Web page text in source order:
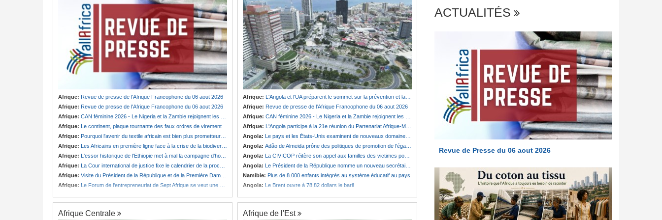
Afrique: Revue de presse de l'Afrique Francophone du 06 aout 2026
Afrique: Revue de presse de l'Afrique Francophone du 06 aout 2026
Afrique: CAN féminine 2026 - Le Nigeria et la Zambie rejoignent les quarts de finale
Afrique: Le continent, plaque tournante des faux ordres de virement
Afrique: Pourquoi l'avenir du textile africain est bien plus prometteur que ne le laissent penser les chiffres
Afrique: Les Africains en première ligne face à la crise de la biodiversité
Afrique: L'essor historique de l'Éthiopie met à mal la campagne d'hostilité menée par Le Caire
Afrique: La Cour international de justice fixe le calendrier de la procédure engagée par la RDC contre le Rwanda
Afrique: Visite du Président de la République et de la Première Dame à Yamoussoukro
Afrique: Le Forum de l'entrepreneuriat de Sept Afrique se veut une plateforme de mobilisation des investissements
Afrique: L'Angola et l'UA préparent le sommet sur la prévention et la résolution des conflits
Afrique: Revue de presse de l'Afrique Francophone du 06 aout 2026
Afrique: CAN féminine 2026 - Le Nigeria et la Zambie rejoignent les quarts de finale
Afrique: L'Angola participe à la 21e réunion du Partenariat Afrique-Monde arabe au Caire
Angola: Le pays et les États-Unis examinent de nouveaux domaines de coopération en matière de défense
Angola: Adão de Almeida prône des politiques de promotion de l'égalité des genres
Angola: La CIVICOP réitère son appel aux familles des victimes pour des tests ADN
Angola: Le Président de la République nomme un nouveau secrétaire d'État au MIREX
Namibie: Plus de 8.000 enfants intégrés au système éducatif au pays
Angola: Le Brent ouvre à 78,82 dollars le baril
Afrique Centrale Afrique de l'Est
ACTUALITÉS
Revue de Presse du 06 aout 2026